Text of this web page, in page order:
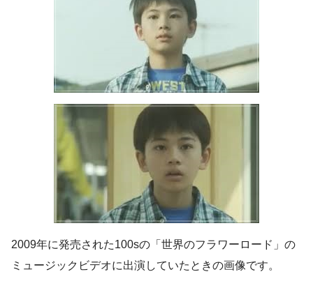
2009年に発売された100sの「世界のフラワーロード」の
ミュージックビデオに出演していたときの画像です。